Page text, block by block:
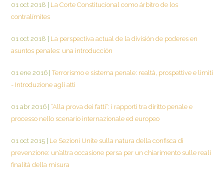
01 oct 2018
La Corte Constitucional como árbitro de los
contralímites
01 oct 2018
La perspectiva actual de la división de poderes en
asuntos penales: una introducción
01 ene 2016 Terrorismo e sistema penale: realtà, prospettive e limiti
- Introduzione agli atti
01 abr 2016
“Alla prova dei fatti”: i rapporti tra diritto penale e
processo nello scenario internazionale ed europeo
01 oct 2015
Le Sezioni Unite sulla natura della confisca di
prevenzione: un’altra occasione persa per un chiarimento sulle reali
finalità della misura